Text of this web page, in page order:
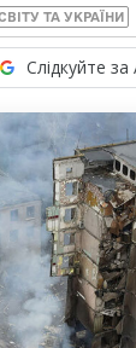
ТА УКРАЇНИ
Слідкуйте